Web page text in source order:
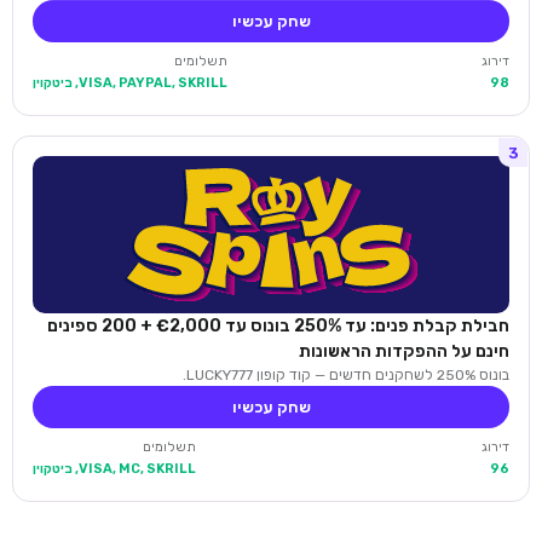
שחק עכשיו
דירוג
98
תשלומים
VISA, PAYPAL, SKRILL, ביטקוין
3
חבילת קבלת פנים: עד 250% בונוס עד €2,000 + 200 ספינים
חינם על ההפקדות הראשונות
בונוס 250% לשחקנים חדשים — קוד קופון LUCKY777.
שחק עכשיו
דירוג
96
תשלומים
VISA, MC, SKRILL, ביטקוין